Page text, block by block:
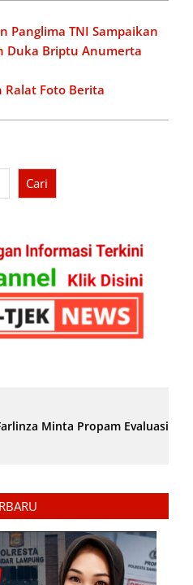
Panglima TNI Sampaikan
Duka Briptu Anumerta
Ralat Foto Berita
Cari
Minta Propam Evaluasi